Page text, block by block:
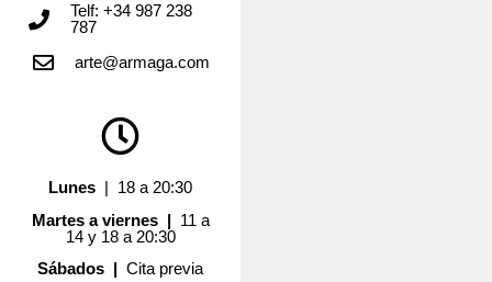
Telf: +34 987 238
787
arte@armaga.com
Lunes | 18 a 20:30
Martes a viernes | 11 a
14 y 18 a 20:30
Sábados |Cita previa